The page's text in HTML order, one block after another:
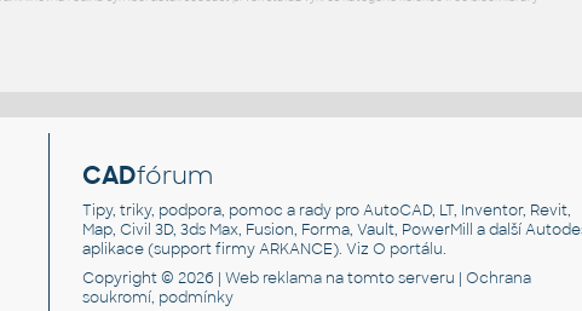
CADfórum
Tipy, triky, podpora, pomoc a rady pro AutoCAD, LT, Inventor, Revit,
Map, Civil 3D, 3ds Max, Fusion, Forma, Vault, PowerMill a další
aplikace (support firmy ARKANCE). VizO portálu.
Copyright © 2026 |Web reklama na tomto serveru |Ochrana
soukromí, podmínky